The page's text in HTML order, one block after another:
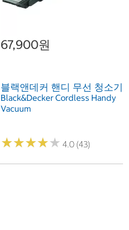
67,900원
블랙앤데커 핸디 무선 청소기
Black&Decker Cordless Handy
Vacuum
★★★★★
★★★★★ 4.0 (43)